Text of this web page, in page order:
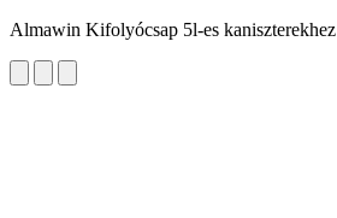
Almawin Kifolyócsap 5l-es kaniszterekhez